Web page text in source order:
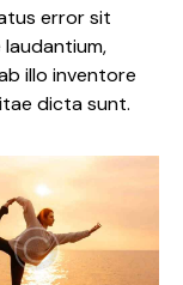
error sit
illo inventore
dicta sunt.